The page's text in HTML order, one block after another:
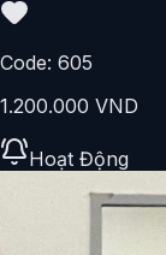
Code: 605
1.200.000 VND
Hoạt Động